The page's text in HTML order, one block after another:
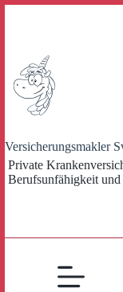
Versicherungsmakler
Private
Berufsunfähigkeit und